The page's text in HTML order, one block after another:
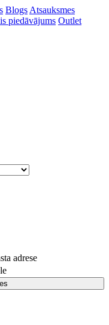
Blogs Atsauksmes
piedāvājums Outlet
adrese